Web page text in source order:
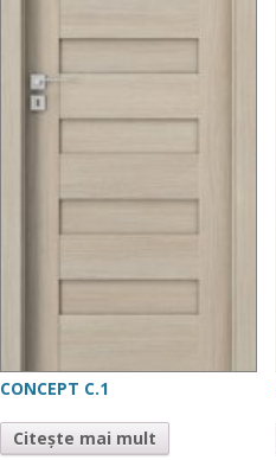
CONCEPT C.1
Citește mai mult